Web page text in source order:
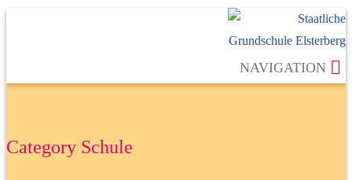
NAVIGATION
Category Schule